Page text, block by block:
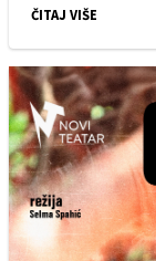
ČITAJ VIŠE